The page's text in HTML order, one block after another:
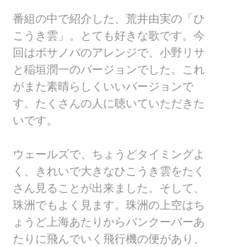
番組の中で紹介した、荒井由実の「ひ
こうき雲」。とても好きな歌です。今
回はボサノバのアレンジで、小野リサ
と稲垣潤一のバージョンでした。これ
がまた素晴らしくいいバージョンで
す。たくさんの人に聴いていただきた
いです。
ウェールズで、ちょうどタイミングよ
く、きれいで大きなひこうき雲をたく
さん見ることが出来ました。そして、
珠洲でもよく見ます。珠洲の上空はち
ょうど上海あたりからバンクーバーあ
たりに飛んでいく飛行機の便があり、